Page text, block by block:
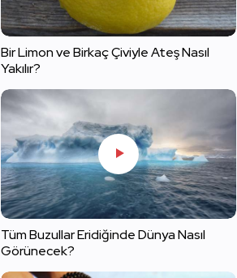
Bir Limon ve Birkaç Çiviyle Ateş Nasıl
Yakılır?
Tüm Buzullar Eridiğinde Dünya Nasıl
Görünecek?